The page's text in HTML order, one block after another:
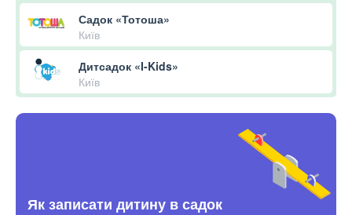
Садок «Тотоша»
Київ
Дитсадок «I-Kids»
Київ
Як записати дитину в садок